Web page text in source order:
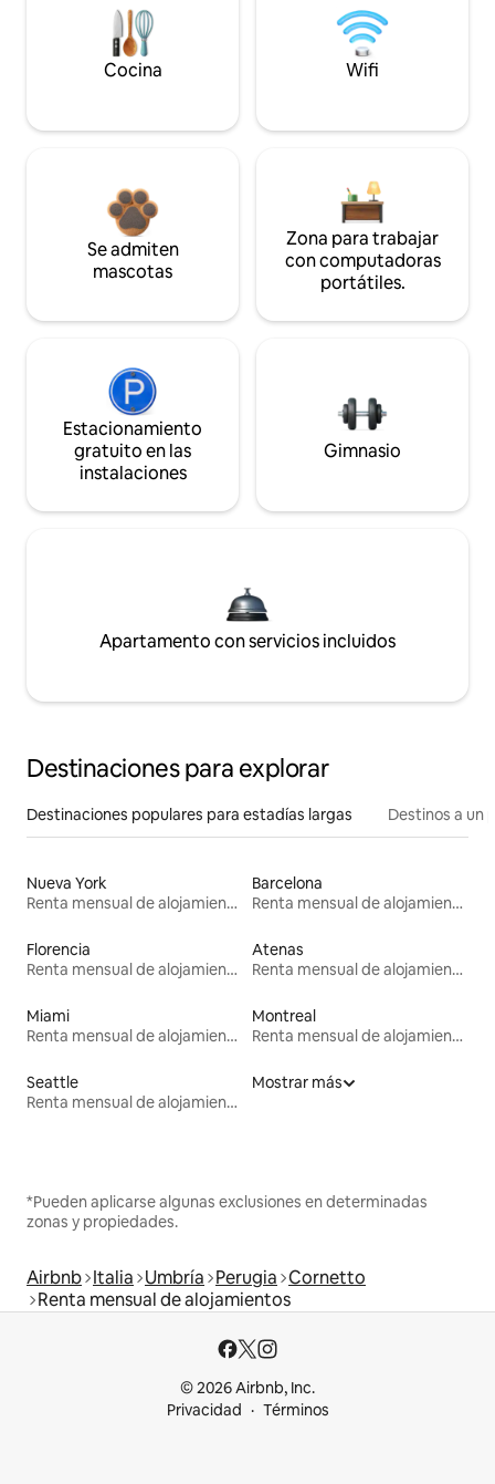
Cocina Wifi
Se admiten
mascotas
Zona para trabajar
con computadoras
portátiles.
Estacionamiento
gratuito en las
instalaciones
Gimnasio
Apartamento con servicios incluidos
Destinaciones para explorar
Destinaciones populares para estadías largas Destinos a un
Nueva York
Renta mensual de alojamientos
Barcelona
Renta mensual de alojamientos
Florencia
Renta mensual de alojamientos
Atenas
Renta mensual de alojamientos
Miami
Renta mensual de alojamientos
Montreal
Renta mensual de alojamientos
Seattle
Renta mensual de alojamientos
Mostrar más
*Pueden aplicarse algunas exclusiones en determinadas
zonas y propiedades.
Airbnb Italia Umbría Perugia Cornetto
Renta mensual de alojamientos
© 2026 Airbnb, Inc.
Privacidad
Términos